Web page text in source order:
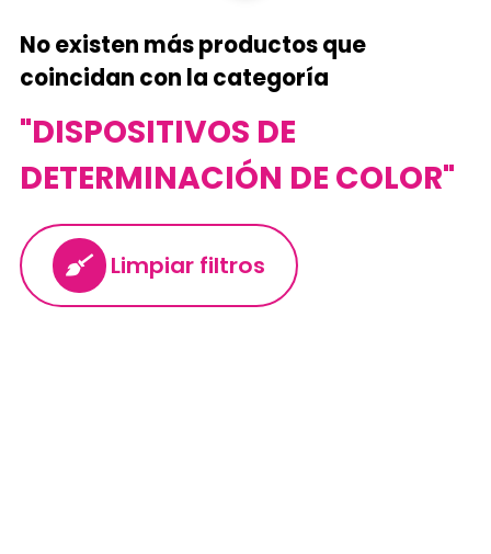
No existen más productos que
coincidan con la categoría
"DISPOSITIVOS DE
DETERMINACIÓN DE COLOR"
Limpiar filtros